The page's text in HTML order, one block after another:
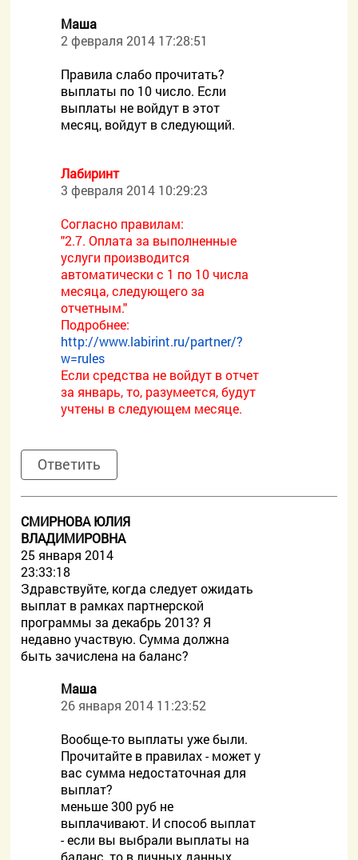
Маша
2 февраля 2014 17:28:51
Правила слабо прочитать?
выплаты по 10 число. Если
выплаты не войдут в этот
месяц, войдут в следующий.
Лабиринт
3 февраля 2014 10:29:23
Согласно правилам:
"2.7. Оплата за выполненные
услуги производится
автоматически с 1 по 10 числа
месяца, следующего за
отчетным."
Подробнее:
http://www.labirint.ru/partner/?
w=rules
Если средства не войдут в отчет
за январь, то, разумеется, будут
учтены в следующем месяце.
Ответить
СМИРНОВА ЮЛИЯ
ВЛАДИМИРОВНА
25 января 2014
23:33:18
Здравствуйте, когда следует ожидать
выплат в рамках партнерской
программы за декабрь 2013? Я
недавно участвую. Сумма должна
быть зачислена на баланс?
Маша
26 января 2014 11:23:52
Вообще-то выплаты уже были.
Прочитайте в правилах - может у
вас сумма недостаточная для
выплат?
меньше 300 руб не
выплачивают. И способ выплат
- если вы выбрали выплаты на
баланс, то в личных данных